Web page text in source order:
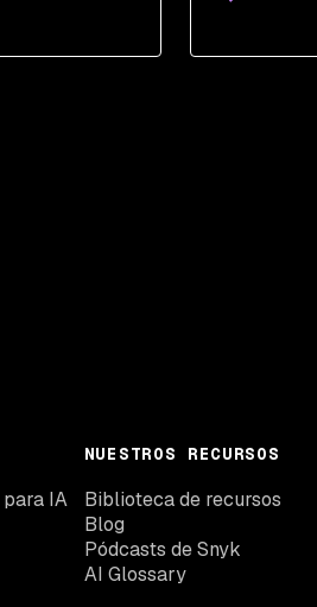
IA
NUESTROS RECURSOS
Biblioteca de recursos
Blog
Pódcasts de Snyk
AI Glossary